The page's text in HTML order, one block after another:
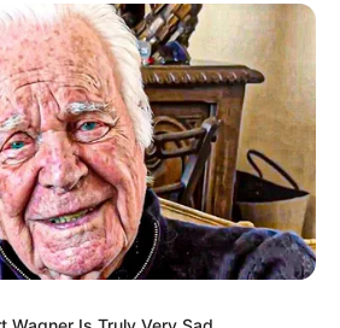
Concours et Challenges
ou une compétitrice dans
de vous mesurer à d’autres
à des concours ou
sont principalement proposés sur la
cerise sur le gâteau la possibilité
des lots.